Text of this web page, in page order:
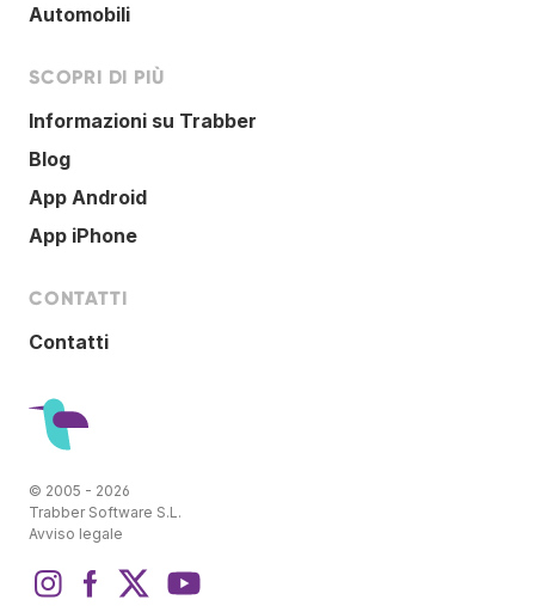
Automobili
SCOPRI DI PIÙ
Informazioni su Trabber
Blog
App Android
App iPhone
CONTATTI
Contatti
© 2005 - 2026
Trabber Software S.L.
Avviso legale